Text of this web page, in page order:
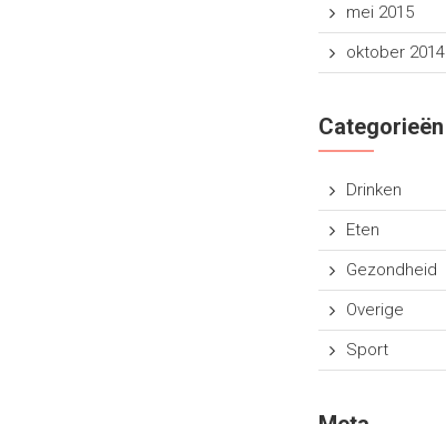
mei 2015
oktober 2014
Categorieën
Drinken
Eten
Gezondheid
Overige
Sport